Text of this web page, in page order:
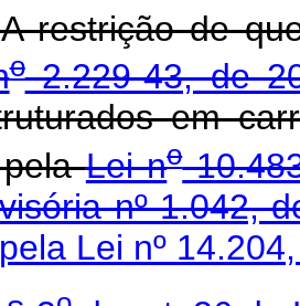
restrição de
o2.229-43, de
em
pelaLei no
nº 1.042,
Lei nº